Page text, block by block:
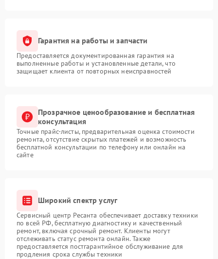
Гарантия на работы и запчасти
Предоставляется документированная гарантия на
выполненные работы и установленные детали, что
защищает клиента от повторных неисправностей
Прозрачное ценообразование и бесплатная
консультация
Точные прайс-листы, предварительная оценка стоимости
ремонта, отсутствие скрытых платежей и возможность
бесплатной консультации по телефону или онлайн на
сайте
Широкий спектр услуг
Сервисный центр Ресанта обеспечивает доставку техники
по всей РФ, бесплатную диагностику и качественный
ремонт, включая срочный ремонт. Клиенты могут
отслеживать статус ремонта онлайн. Также
предоставляется постгарантийное обслуживание для
продления срока службы техники